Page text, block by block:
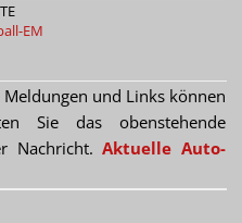
EM
Meldungen und Links können
Sie das obenstehende
Nachricht.Aktuelle Auto-